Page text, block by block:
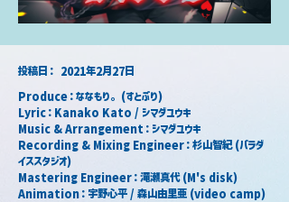
​投稿日： 2021年2月27日
Produce：ななもり。 (すとぷり)
Lyric：Kanako Kato / シマダユウキ
Music & Arrangement：シマダユウキ
Recording & Mixing Engineer：杉山智紀 (パラダ
イススタジオ)
Mastering Engineer：滝瀬真代 (M's disk)
Animation：宇野心平 / 森山由里亜 (video camp)